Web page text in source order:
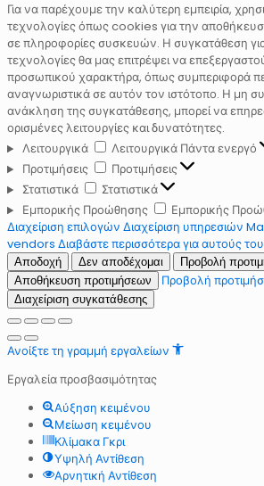
Για να παρέχουμε την καλύτερη εμπειρία,
τεχνολογίες όπως cookies για την
σε πληροφορίες συσκευών. Η συγκατάθεση
τεχνολογίες θα μας επιτρέψει να
προσωπικού χαρακτήρα, όπως συμπεριφορά
αναγνωριστικά σε αυτόν τον ιστότοπο. Η μη
ανάκληση της συγκατάθεσης, μπορεί να
ορισμένες λειτουργίες και δυνατότητες.
Λειτουργικά
Λειτουργικά Πάντα ενεργό
Προτιμήσεις
Προτιμήσεις
Στατιστικά
Στατιστικά
Εμπορικής Προώθησης
Εμπορικής
Διαχείριση επιλογών Διαχείριση υπηρεσιών
vendors Διαβάστε περισσότερα για αυτούς
Αποδοχή Δεν αποδέχομαι
Προβολή
Αποθήκευση προτιμήσεων
Προβολή
Διαχείριση συγκατάθεσης
Ανοίξτε τη γραμμή εργαλείων
Εργαλεία προσβασιμότητας
Αύξηση κειμένου
Μείωση κειμένου
Κλίμακα Γκρι
Υψηλή Αντίθεση
Αρνητική Αντίθεση